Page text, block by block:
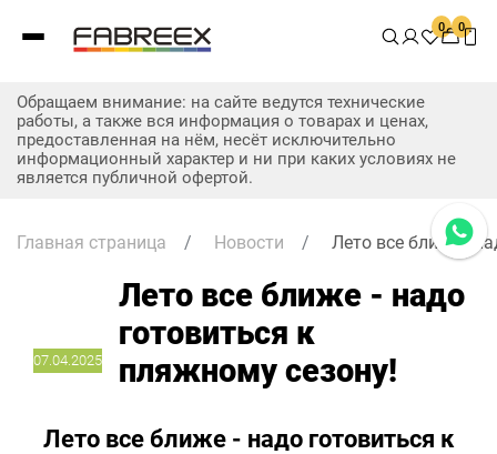
0 0
Обращаем внимание: на сайте ведутся технические
работы, а также вся информация о товарах и ценах,
предоставленная на нём, несёт исключительно
информационный характер и ни при каких условиях не
является публичной офертой.
Главная страница / Новости / Лето все ближе -
07.04.2025
Лето все ближе - надо
готовиться к
пляжному сезону!
Лето все ближе - надо готовиться к